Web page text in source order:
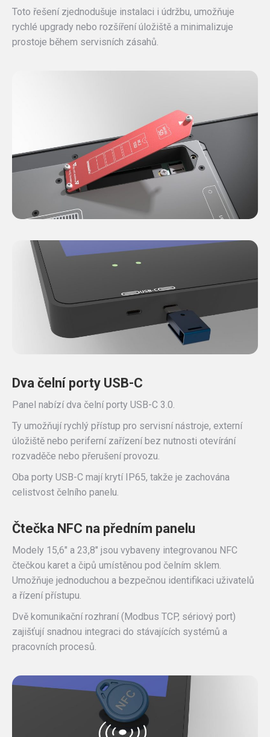
Toto řešení zjednodušuje instalaci i údržbu, umožňuje
rychlé upgrady nebo rozšíření úložiště a minimalizuje
prostoje během servisních zásahů.
Dva čelní porty USB-C
Panel nabízí dva čelní porty USB-C 3.0.
Ty umožňují rychlý přístup pro servisní nástroje, externí
úložiště nebo periferní zařízení bez nutnosti otevírání
rozvaděče nebo přerušení provozu.
Oba porty USB-C mají krytí IP65, takže je zachována
celistvost čelního panelu.
Čtečka NFC na předním panelu
Modely 15,6″ a 23,8″ jsou vybaveny integrovanou NFC
čtečkou karet a čipů umístěnou pod čelním sklem.
Umožňuje jednoduchou a bezpečnou identifikaci uživatelů
a řízení přístupu.
Dvě komunikační rozhraní (Modbus TCP, sériový port)
zajišťují snadnou integraci do stávajících systémů a
pracovních procesů.